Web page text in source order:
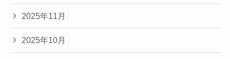
2025年11月
2025年10月